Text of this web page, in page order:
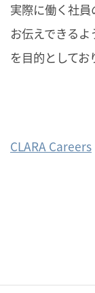
実際に働く社
お伝えできる
を目的としてお
CLARA Careers